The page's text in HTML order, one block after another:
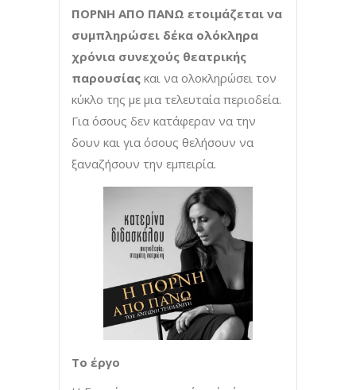
ΠΟΡΝΗ ΑΠΟ ΠΑΝΩ ετοιμάζεται να
συμπληρώσει δέκα ολόκληρα
χρόνια συνεχούς θεατρικής
παρουσίας και να ολοκληρώσει τον
κύκλο της με μια τελευταία περιοδεία.
Για όσους δεν κατάφεραν να την
δουν και για όσους θελήσουν να
ξαναζήσουν την εμπειρία.
Το έργο